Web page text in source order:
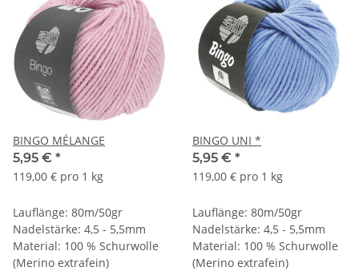
BINGO MÉLANGE
5,95 € *
119,00 € pro 1 kg
Lauflänge: 80m/50gr
Nadelstärke: 4,5 - 5,5mm
Material: 100 % Schurwolle
(Merino extrafein)
BINGO UNI *
5,95 € *
119,00 € pro 1 kg
Lauflänge: 80m/50gr
Nadelstärke: 4,5 - 5,5mm
Material: 100 % Schurwolle
(Merino extrafein)